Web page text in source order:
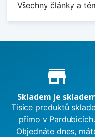
Všechny články a
Proč nakupovat u
store_mall_directory
Skladem je
Tisíce produktů
přímo v Pardubicích.
Objednáte dnes,